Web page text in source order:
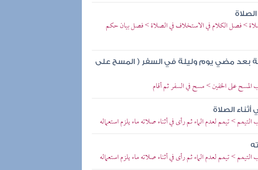
> فصل الكلام في الاستخلاف في الصلاة > فصل بيان حكم
بعد مضي يوم وليلة في السفر ( المسح على
على الخفين > مسح في السفر ثم أقام
الصلاة
> تيمم لعدم الماء ثم رأى في أثناء صلاته ماء يلزم استعماله
> تيمم لعدم الماء ثم رأى في أثناء صلاته ماء يلزم استعماله